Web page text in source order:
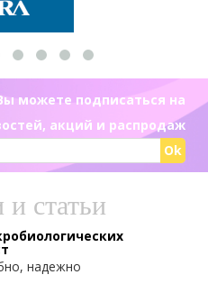
можете подписаться на
акций и распродаж
Ok
статьи
надежно